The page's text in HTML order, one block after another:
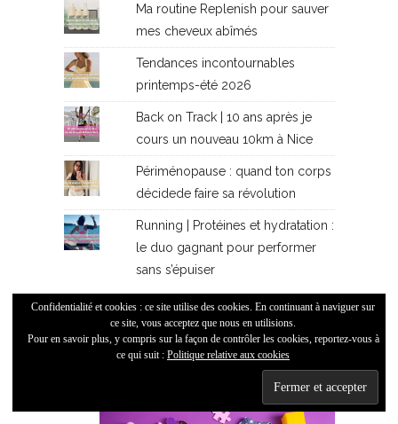
Ma routine Replenish pour sauver
mes cheveux abîmés
Tendances incontournables
printemps-été 2026
Back on Track | 10 ans après je
cours un nouveau 10km à Nice
Périménopause : quand ton corps
décidede faire sa révolution
Running | Protéines et hydratation :
le duo gagnant pour performer
sans s’épuiser
Categories
Confidentialité et cookies : ce site utilise des cookies. En continuant à naviguer sur
ce site, vous acceptez que nous en utilisions.
Pour en savoir plus, y compris sur la façon de contrôler les cookies, reportez-vous à
ce qui suit : Politique relative aux cookies